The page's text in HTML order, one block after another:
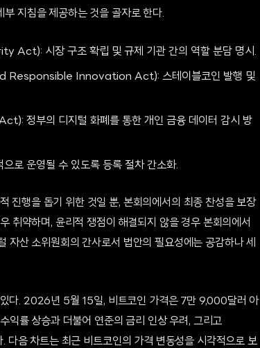
지침을 제공하는 것을 골자로 한다.
시장 구조 확립 및 규제 기관 간의 역할 분담 명시.
Responsible Innovation Act): 스테이블코인 발행 및
정부의 디지털 화폐를 통한 개인 금융 데이터 감시 방
로 운영될 수 있도록 등록 절차 간소화.
진행을 돕기 위한 것일 뿐, 본회의에서의 최종 찬성을 보장
취약하며, 윤리적 쟁점이 해결되지 않을 경우 본회의에서
자산 소위원회의 간사로서 법안의 필요성에는 공감하나 세
다. 2026년 5월 15일, 비트코인 가격은 7만 9,000달러 아
익률 상승과 더불어 연준의 금리 인상 우려, 그리고
음 차트는 최근 비트코인의 가격 변동성을 시각적으로 보